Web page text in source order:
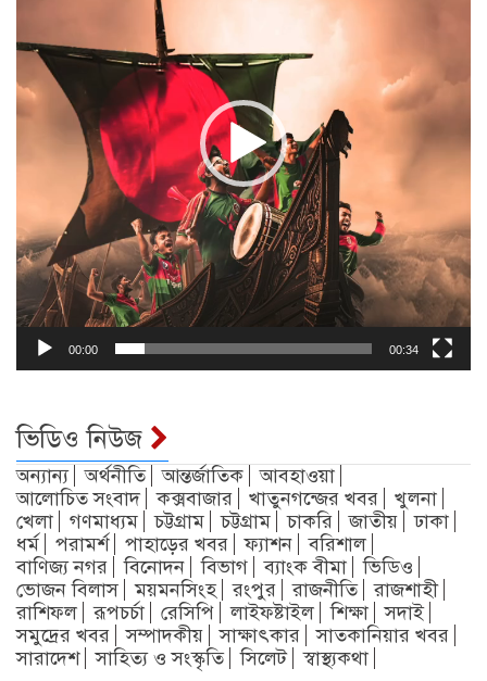
00:00 00:34
ভিডিও নিউজ
অন্যান্য অর্থনীতি আন্তর্জাতিক
আবহাওয়া
আলোচিত সংবাদ
কক্সবাজার খাতুনগন্জের খবর
খুলনা
খেলা
গণমাধ্যম চট্টগ্রাম চট্টগ্রাম চাকরি জাতীয়
ঢাকা
ধর্ম
পরামর্শ পাহাড়ের খবর ফ্যাশন
বরিশাল
বাণিজ্য নগর
বিনোদন বিভাগ ব্যাংক বীমা
ভিডিও
ভোজন বিলাস
ময়মনসিংহ রংপুর রাজনীতি
রাজশাহী
রাশিফল
রূপচর্চা রেসিপি লাইফষ্টাইল শিক্ষা
সদাই
সমুদ্রের খবর
সম্পাদকীয় সাক্ষাৎকার
সাতকানিয়ার খবর
সারাদেশ
সাহিত্য ও সংস্কৃতি সিলেট স্বাস্থ্যকথা